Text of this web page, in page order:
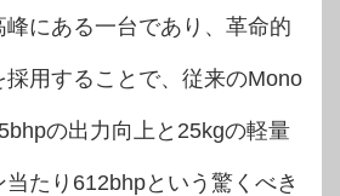
にある一台であり、革命的
採用することで、従来のMono
の出力向上と25kgの軽量
たり612bhpという驚くべき